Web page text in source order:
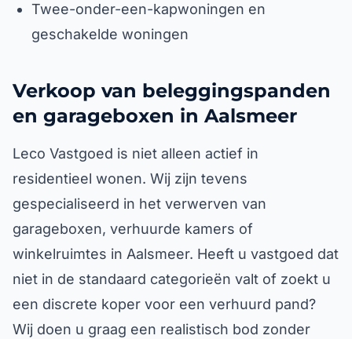
Twee-onder-een-kapwoningen en
geschakelde woningen
Verkoop van beleggingspanden
en garageboxen in Aalsmeer
Leco Vastgoed is niet alleen actief in
residentieel wonen. Wij zijn tevens
gespecialiseerd in het verwerven van
garageboxen, verhuurde kamers of
winkelruimtes in Aalsmeer. Heeft u vastgoed dat
niet in de standaard categorieën valt of zoekt u
een discrete koper voor een verhuurd pand?
Wij doen u graag een realistisch bod zonder